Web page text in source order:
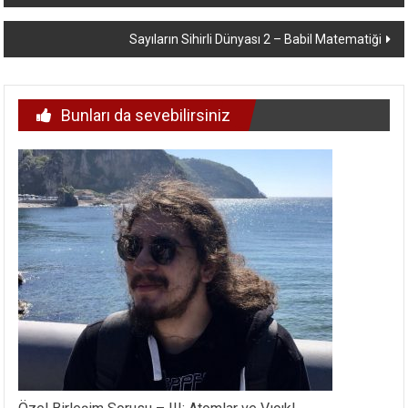
dolaşımı
Sayıların Sihirli Dünyası 2 – Babil Matematiği
Bunları da sevebilirsiniz